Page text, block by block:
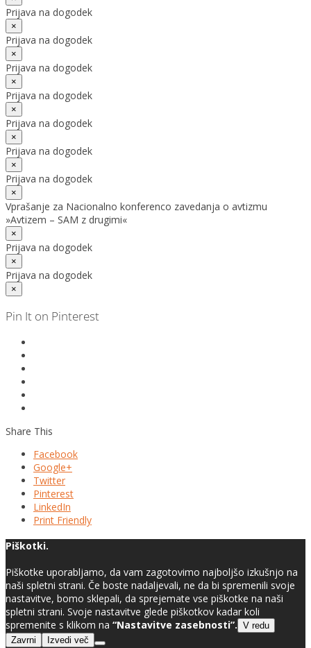
Prijava na dogodek
×
Prijava na dogodek
×
Prijava na dogodek
×
Prijava na dogodek
×
Prijava na dogodek
×
Prijava na dogodek
×
Prijava na dogodek
×
Vprašanje za Nacionalno konferenco zavedanja o avtizmu
»Avtizem – SAM z drugimi«
×
Prijava na dogodek
×
Prijava na dogodek
×
Pin It on Pinterest
Share This
Facebook
Google+
Twitter
Pinterest
LinkedIn
Print Friendly
Piškotki.
Piškotke uporabljamo, da vam zagotovimo najboljšo izkušnjo na
naši spletni strani. Če boste nadaljevali, ne da bi spremenili svoje
nastavitve, bomo sklepali, da sprejemate vse piškotke na naši
spletni strani. Svoje nastavitve glede piškotkov kadar koli
spremenite s klikom na “Nastavitve zasebnosti”. V redu
Zavrni
Izvedi več